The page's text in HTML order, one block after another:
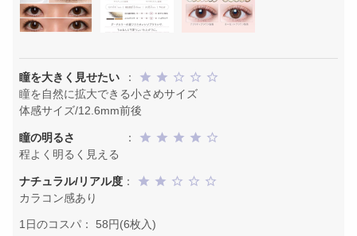
瞳を大きく見せたい
：
瞳を自然に拡大できる小さめサイズ
体感サイズ/12.6mm前後
瞳の明るさ
：
程よく明るく見える
ナチュラル/リアル度 ：
カラコン感あり
1日のコスパ： 58円(6枚入)